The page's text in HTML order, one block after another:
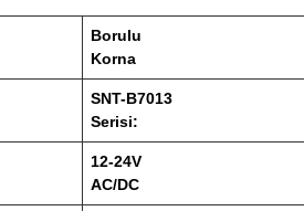
Borulu
Korna
SNT-B7013
Serisi:
12-24V
AC/DC